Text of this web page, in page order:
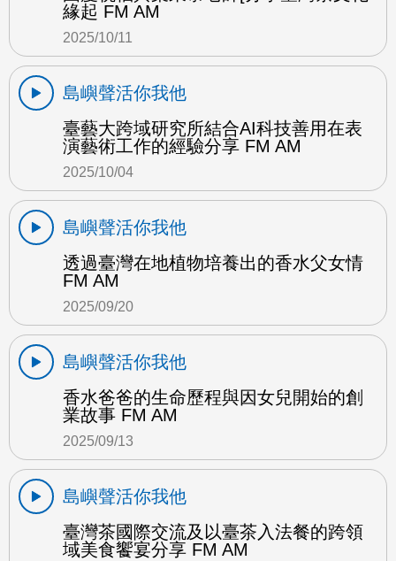
緣起 FM AM
2025/10/11
島嶼聲活你我他
臺藝大跨域研究所結合AI科技善用在表
演藝術工作的經驗分享 FM AM
2025/10/04
島嶼聲活你我他
透過臺灣在地植物培養出的香水父女情
FM AM
2025/09/20
島嶼聲活你我他
香水爸爸的生命歷程與因女兒開始的創
業故事 FM AM
2025/09/13
島嶼聲活你我他
臺灣茶國際交流及以臺茶入法餐的跨領
域美食饗宴分享 FM AM